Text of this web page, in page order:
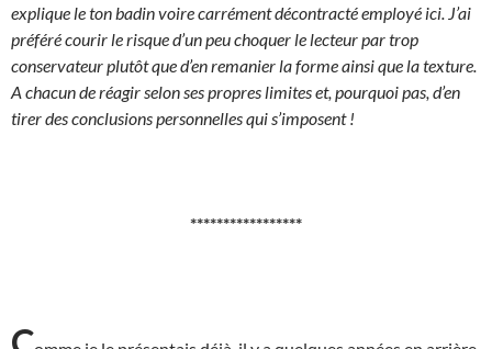
explique le ton badin voire carrément décontracté employé ici. J’ai
préféré courir le risque d’un peu choquer le lecteur par trop
conservateur plutôt que d’en remanier la forme ainsi que la texture.
A chacun de réagir selon ses propres limites et, pourquoi pas, d’en
tirer des conclusions personnelles qui s’imposent !
*****************